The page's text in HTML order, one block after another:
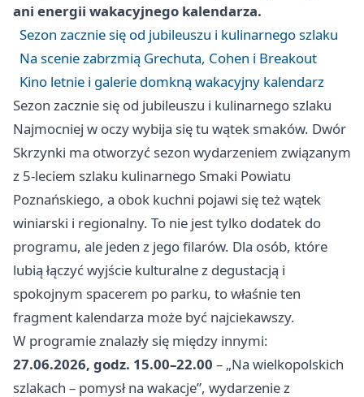
ani energii wakacyjnego kalendarza.
Sezon zacznie się od jubileuszu i kulinarnego szlaku
Na scenie zabrzmią Grechuta, Cohen i Breakout
Kino letnie i galerie domkną wakacyjny kalendarz
Sezon zacznie się od jubileuszu i kulinarnego szlaku
Najmocniej w oczy wybija się tu wątek smaków. Dwór
Skrzynki ma otworzyć sezon wydarzeniem związanym
z 5-leciem szlaku kulinarnego Smaki Powiatu
Poznańskiego, a obok kuchni pojawi się też wątek
winiarski i regionalny. To nie jest tylko dodatek do
programu, ale jeden z jego filarów. Dla osób, które
lubią łączyć wyjście kulturalne z degustacją i
spokojnym spacerem po parku, to właśnie ten
fragment kalendarza może być najciekawszy.
W programie znalazły się między innymi:
27.06.2026, godz. 15.00–22.00 – „Na wielkopolskich
szlakach – pomysł na wakacje”, wydarzenie z